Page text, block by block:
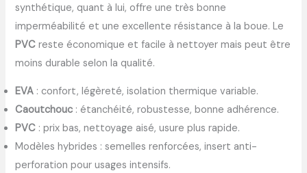
synthétique, quant à lui, offre une très bonne
imperméabilité et une excellente résistance à la boue. Le
PVC reste économique et facile à nettoyer mais peut être
moins durable selon la qualité.
EVA : confort, légèreté, isolation thermique variable.
Caoutchouc : étanchéité, robustesse, bonne adhérence.
PVC : prix bas, nettoyage aisé, usure plus rapide.
Modèles hybrides : semelles renforcées, insert anti-
perforation pour usages intensifs.